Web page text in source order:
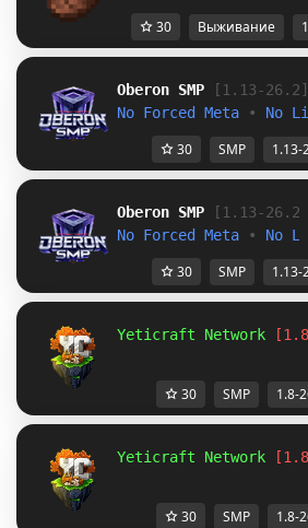
30 Выживание
Oberon SMP
[1.13-26.2]
No Forced Meta
• No
30 SMP 1.13-
Oberon SMP
[1.13-26.2]
No Forced Meta
• No
30 SMP 1.13-
Yeticraft Network
30 SMP 1.8-
Yeticraft Network
30 SMP 1.8-